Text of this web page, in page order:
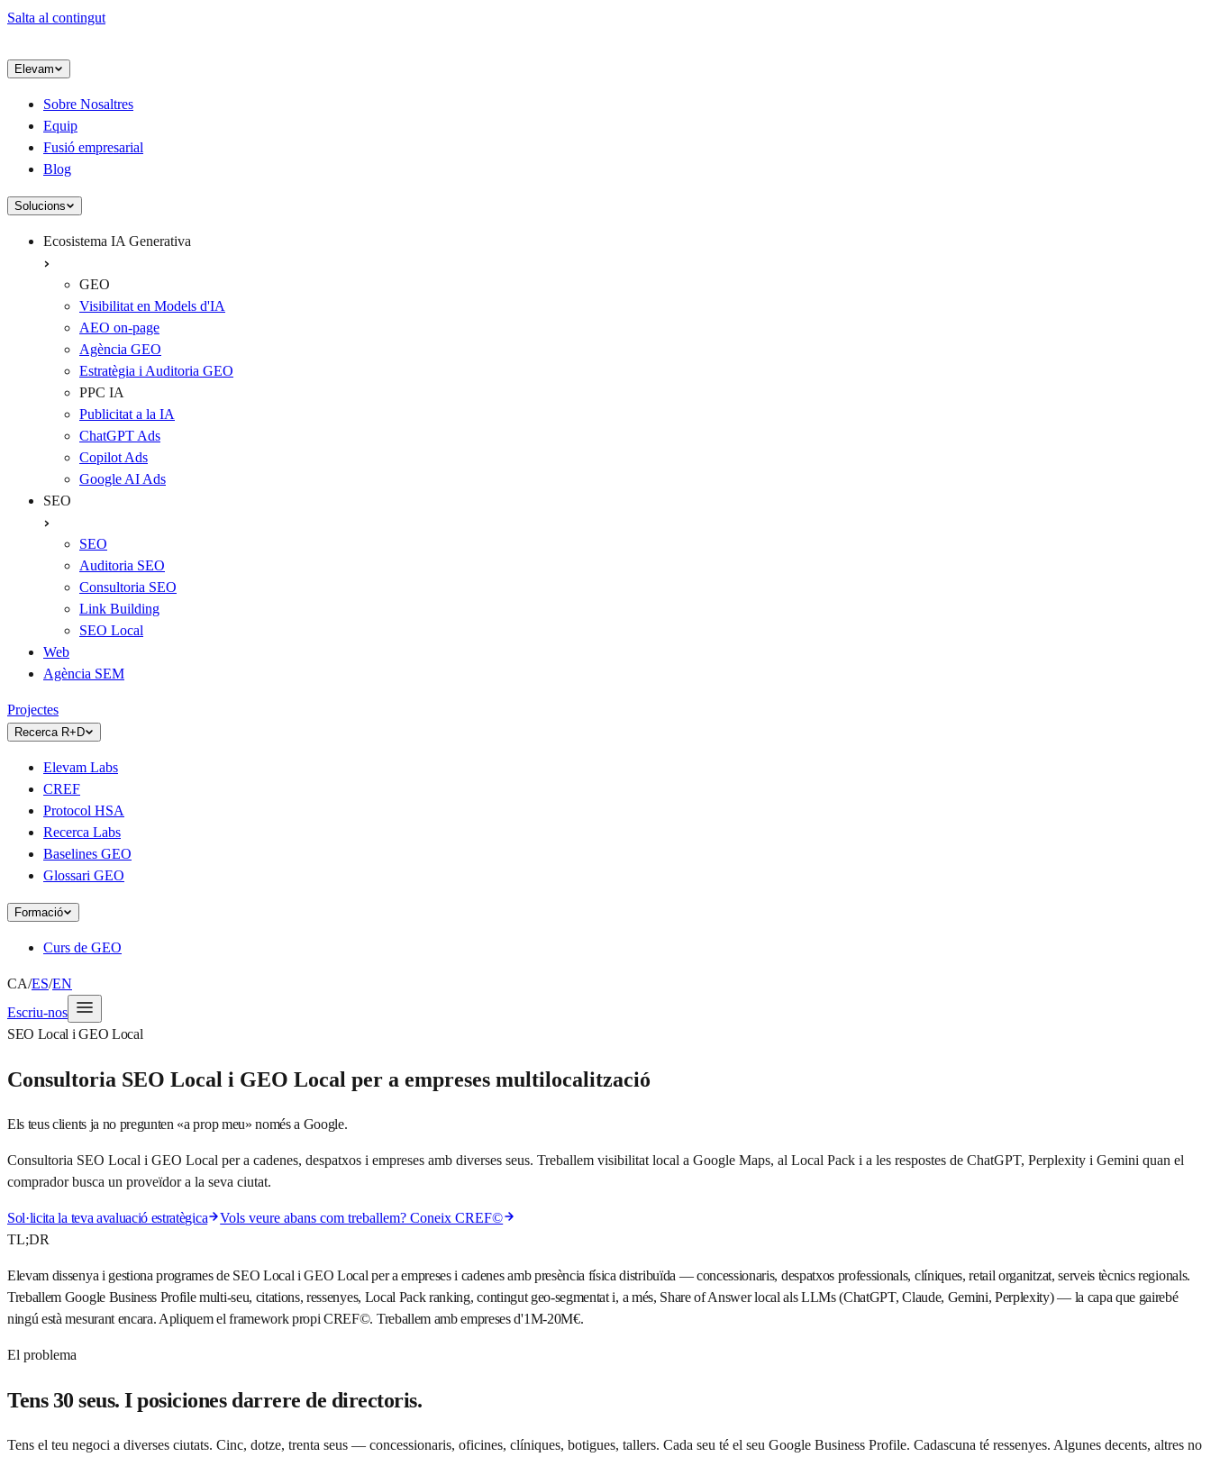
Salta al contingut
Elevam
Sobre Nosaltres
Equip
Fusió empresarial
Blog
Solucions
Ecosistema IA Generativa
GEO
Visibilitat en Models d'IA
AEO on-page
Agència GEO
Estratègia i Auditoria GEO
PPC IA
Publicitat a la IA
ChatGPT Ads
Copilot Ads
Google AI Ads
SEO
SEO
Auditoria SEO
Consultoria SEO
Link Building
SEO Local
Web
Agència SEM
Projectes
Recerca R+D
Elevam Labs
CREF
Protocol HSA
Recerca Labs
Baselines GEO
Glossari GEO
Formació
Curs de GEO
CA/ES/EN
Escriu-nos
SEO Local i GEO Local
Consultoria SEO Local i GEO Local per a empreses multilocalització
Els teus clients ja no pregunten «a prop meu» només a Google.
Consultoria SEO Local i GEO Local per a cadenes, despatxos i empreses amb diverses seus. Treballem visibilitat local a Google Maps, al Local Pack i a les respostes de ChatGPT, Perplexity i Gemini quan el
comprador busca un proveïdor a la seva ciutat.
Sol·licita la teva avaluació estratègica
Vols veure abans com treballem? Coneix CREF©
TL;DR
Elevam dissenya i gestiona programes de SEO Local i GEO Local per a empreses i cadenes amb presència física distribuïda — concessionaris, despatxos professionals, clíniques, retail organitzat, serveis tècnics regionals.
Treballem Google Business Profile multi-seu, citations, ressenyes, Local Pack ranking, contingut geo-segmentat i, a més, Share of Answer local als LLMs (ChatGPT, Claude, Gemini, Perplexity) — la capa que gairebé
ningú està mesurant encara. Apliquem el framework propi CREF©. Treballem amb empreses d'1M-20M€.
El problema
Tens 30 seus. I posiciones darrere de directoris.
Tens el teu negoci a diverses ciutats. Cinc, dotze, trenta seus — concessionaris, oficines, clíniques, botigues, tallers. Cada seu té el seu Google Business Profile. Cadascuna té ressenyes. Algunes decents, altres no